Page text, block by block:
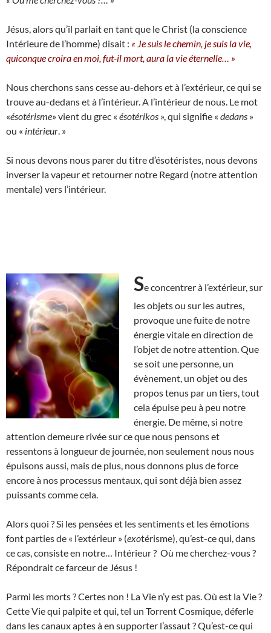
Jésus, alors qu’il parlait en tant que le Christ (la conscience
Intérieure de l’homme) disait : « Je suis le chemin, je suis la vie,
quiconque croira en moi, fut-il mort, aura la vie éternelle… »
Nous cherchons sans cesse au-dehors et à l’extérieur, ce qui se
trouve au-dedans et à l’intérieur. A l’intérieur de nous. Le mot
«ésotérisme» vient du grec « ésotérikos », qui signifie « dedans »
ou « intérieur . »
Si nous devons nous parer du titre d’ésotéristes, nous devons
inverser la vapeur et retourner notre Regard (notre attention
mentale) vers l’intérieur.
Se concentrer à l’extérieur, sur
les objets ou sur les autres,
provoque une fuite de notre
énergie vitale en direction de
l’objet de notre attention. Que
se soit une personne, un
évènement, un objet ou des
propos tenus par un tiers, tout
cela épuise peu à peu notre
énergie. De même, si notre
attention demeure rivée sur ce que nous pensons et
ressentons à longueur de journée, non seulement nous nous
épuisons aussi, mais de plus, nous donnons plus de force
encore à nos processus mentaux, qui sont déjà bien assez
puissants comme cela.
Alors quoi ? Si les pensées et les sentiments et les émotions
font parties de « l’extérieur » (exotérisme), qu’est-ce qui, dans
ce cas, consiste en notre… Intérieur ? Où me cherchez-vous ?
Répondrait ce farceur de Jésus !
Parmi les morts ? Certes non ! La Vie n’y est pas. Où est la Vie ?
Cette Vie qui palpite et qui, tel un Torrent Cosmique, déferle
dans les canaux aptes à en supporter l’assaut ? Qu’est-ce qui